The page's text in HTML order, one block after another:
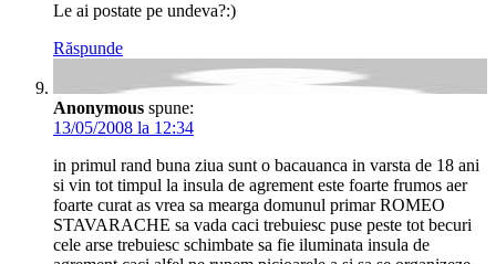
Le ai postate pe undeva?:)
Răspunde
Anonymous spune:
13/05/2008 la 12:34
in primul rand buna ziua sunt o bacauanca in varsta de 18 ani
si vin tot timpul la insula de agrement este foarte frumos aer
foarte curat as vrea sa mearga domunul primar ROMEO
STAVARACHE sa vada caci trebuiesc puse peste tot becuri
cele arse trebuiesc schimbate sa fie iluminata insula de